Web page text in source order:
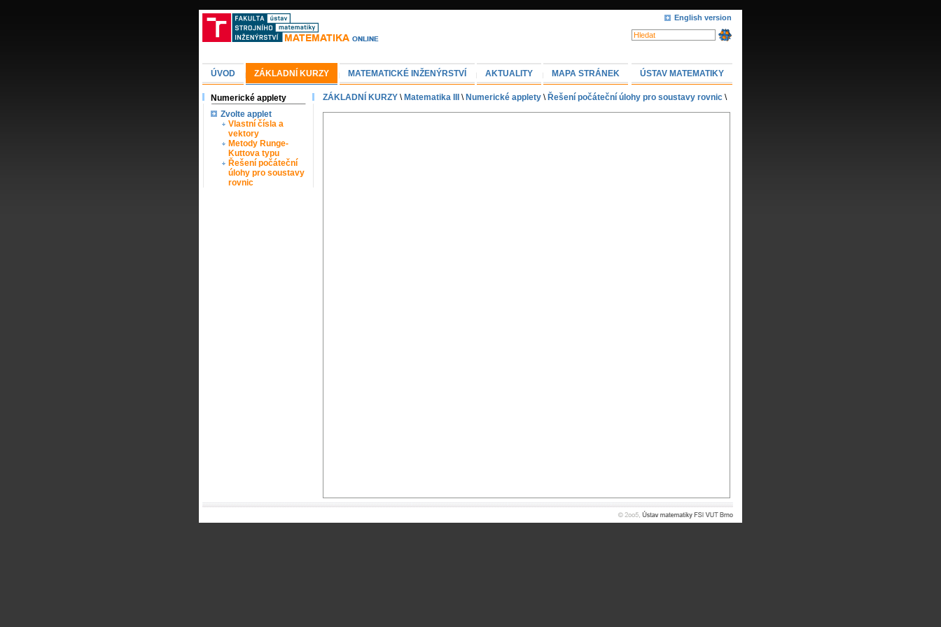
English version
ÚVOD ZÁKLADNÍ KURZY MATEMATICKÉ INŽENÝRSTVÍ AKTUALITY MAPA STRÁNEK ÚSTAV MATEMATIKY
Numerické applety
Zvolte applet
Vlastní čísla a
vektory
Metody Runge-
Kuttova typu
Řešení počáteční
úlohy pro soustavy
rovnic
ZÁKLADNÍ KURZY \ Matematika III \ Numerické applety \ Řešení počáteční úlohy pro soustavy rovnic \